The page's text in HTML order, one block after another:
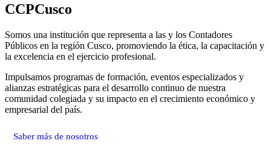
CCPCusco
Somos una institución que representa a las y los Contadores
Públicos en la región Cusco, promoviendo la ética, la capacitación y
la excelencia en el ejercicio profesional.
Impulsamos programas de formación, eventos especializados y
alianzas estratégicas para el desarrollo continuo de nuestra
comunidad colegiada y su impacto en el crecimiento económico y
empresarial del país.
Saber más de nosotros